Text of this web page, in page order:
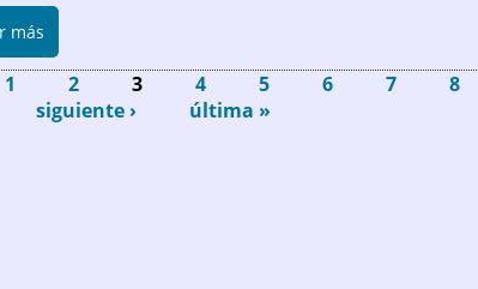
más
1 2 3 4 5 6 7
8
siguiente › última »